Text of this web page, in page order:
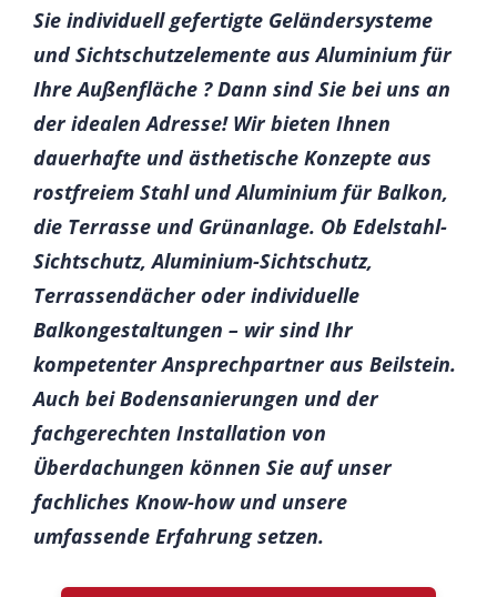
Sie individuell gefertigte Geländersysteme
und Sichtschutzelemente aus Aluminium für
Ihre Außenfläche ? Dann sind Sie bei uns an
der idealen Adresse! Wir bieten Ihnen
dauerhafte und ästhetische Konzepte aus
rostfreiem Stahl und Aluminium für Balkon,
die Terrasse und Grünanlage. Ob Edelstahl-
Sichtschutz, Aluminium-Sichtschutz,
Terrassendächer oder individuelle
Balkongestaltungen – wir sind Ihr
kompetenter Ansprechpartner aus Beilstein.
Auch bei Bodensanierungen und der
fachgerechten Installation von
Überdachungen können Sie auf unser
fachliches Know-how und unsere
umfassende Erfahrung setzen.